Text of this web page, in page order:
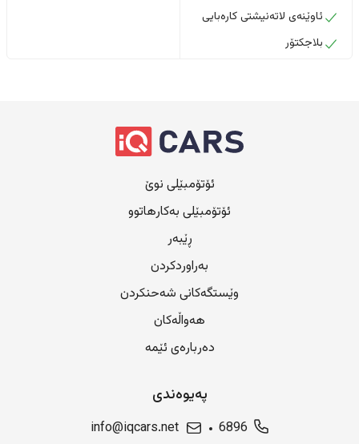
ئاوێنەی لاتەنیشتی کارەبایی
بلاجکتۆر
ئۆتۆمبێلی نوێ
ئۆتۆمبێلی بەکارهاتوو
ڕێبەر
بەراوردکردن
وێستگەکانی شەحنکردن
هەواڵەکان
دەربارەی ئێمە
پەیوەندی
6896
info@iqcars.net